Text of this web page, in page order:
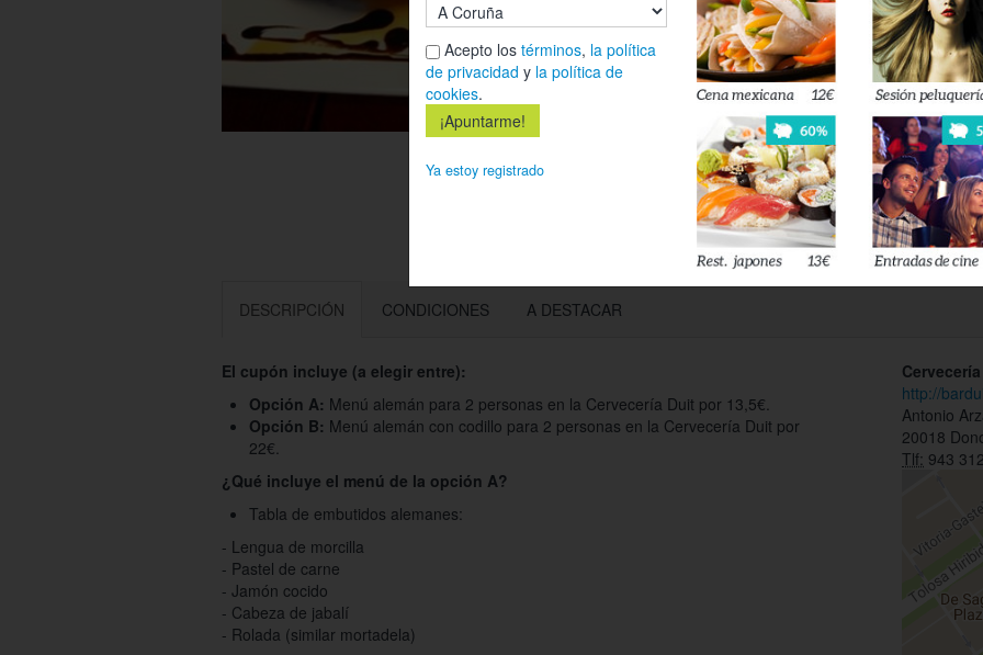
Déjanos tu
esté
Acepto
privacidady
DESCRIPCIÓN CONDICIONES A DESTACAR
El cupón incluye (a elegir entre):
Opción A: Menú alemán para 2 personas en la Cervecería Duit por 13,5€.
Opción B: Menú alemán con codillo para 2 personas en la Cervecería Duit por
22€.
¿Qué incluye el menú de la opción A?
Tabla de embutidos alemanes:
- Lengua de morcilla
- Pastel de carne
- Jamón cocido
- Cabeza de jabalí
- Rolada (similar mortadela)
http://
Antonio
20018
Tlf: 943
Acepto los términos, la política
de privacidad y la política de
cookies.
Ya estoy registrado